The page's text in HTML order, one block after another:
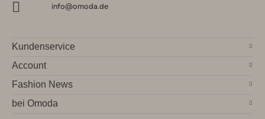
info@omoda.de
Kundenservice
Account
Fashion News
bei Omoda